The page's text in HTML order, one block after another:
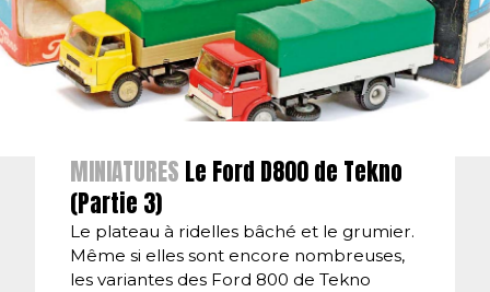
MINIATURES Le Ford D800 de Tekno
(Partie 3)
Le plateau à ridelles bâché et le grumier.
Même si elles sont encore nombreuses,
les variantes des Ford 800 de Tekno